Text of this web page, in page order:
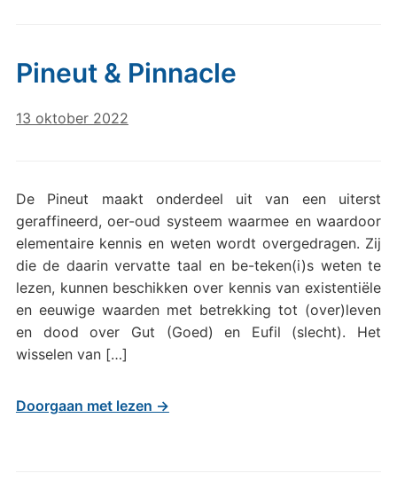
Pineut & Pinnacle
13 oktober 2022
De Pineut maakt onderdeel uit van een uiterst
geraffineerd, oer-oud systeem waarmee en waardoor
elementaire kennis en weten wordt overgedragen. Zij
die de daarin vervatte taal en be-teken(i)s weten te
lezen, kunnen beschikken over kennis van existentiële
en eeuwige waarden met betrekking tot (over)leven
en dood over Gut (Goed) en Eufil (slecht). Het
wisselen van […]
Doorgaan met lezen →